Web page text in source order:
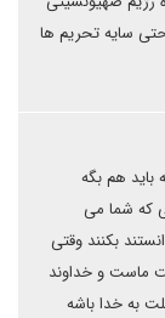
سایه تحریم ها
باید هم بگه
که شما می
بکنند وقتی
ماست و خداوند
به خدا باشه